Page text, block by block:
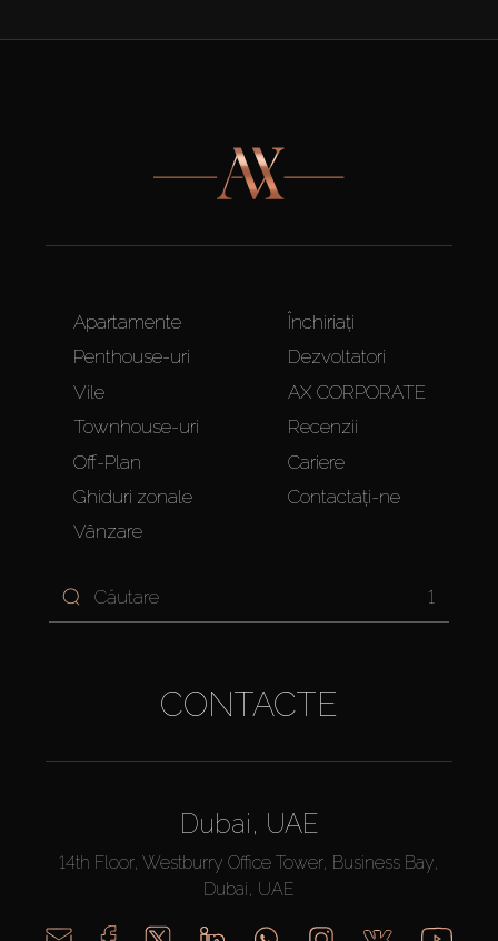
Apartamente
Penthouse-uri
Vile
Townhouse-uri
Off-Plan
Ghiduri zonale
Vânzare
Închiriați
Dezvoltatori
AX CORPORATE
Recenzii
Cariere
Contactați-ne
1
CONTACTE
Dubai, UAE
14th Floor, Westburry Office Tower, Business Bay,
Dubai, UAE